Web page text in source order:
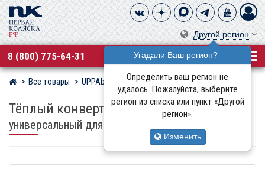
Другой регион
Угадали Ваш регион?
Определить ваш регион не
удалось. Пожалуйста, выберите
регион из списка или пункт «Другой
регион».
Изменить
8 (800) 775-64-31
Магазин детских колясок
Все товары UPPAbaby
Тёплый конверт-муфта UPPAbaby
универсальный для прогулочных колясок